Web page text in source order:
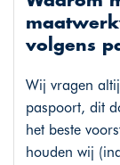
volgens
Wij vragen
paspoort, dit
het beste
houden wij